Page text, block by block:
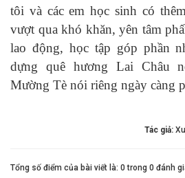
tôi và các em học sinh có
vượt qua khó khăn, yên tâm
lao động, học tập góp phần
dựng quê hương Lai Châu
Mường Tè nói riêng ngày càng
Tác giả:
Tổng số điểm của bài viết là: 0 trong 0 đánh